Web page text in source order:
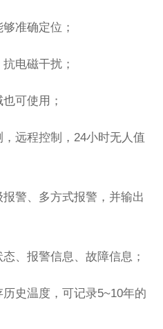
准确定位；
电磁干扰；
可使用；
远程控制，24小时无人值
警、多方式报警，并输出
、报警信息、故障信息；
史温度，可记录5~10年的